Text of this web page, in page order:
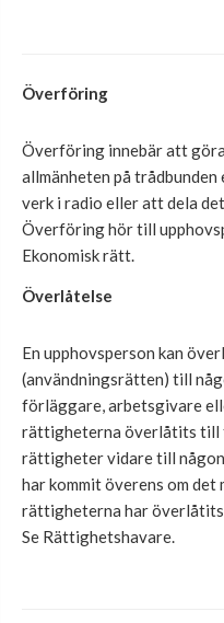
Överföring
Överföring innebär att
allmänheten på
verk i radio ellerattdela
Överföring hör till
Ekonomisk rätt.
Överlåtelse
En upphovsperson kan
(användningsrätten) till
förläggare, arbetsgivare
rättigheterna överlåtits till
rättigheter vidare till
har kommit överens om det
rättigheterna har
Se Rättighetshavare.